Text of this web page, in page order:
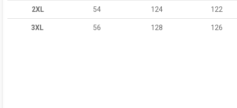
2XL 54 124 122
3XL 56 128 126